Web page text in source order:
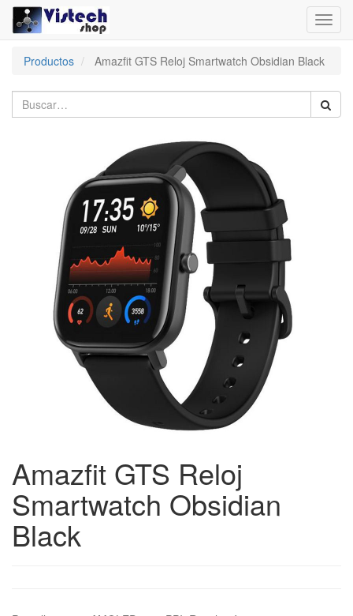
Productos
Amazfit GTS Reloj Smartwatch Obsidian Black
Amazfit GTS Reloj
Smartwatch Obsidian
Black